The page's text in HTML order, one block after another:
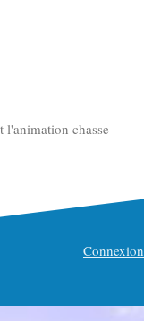
l'animation chasse
Connexion